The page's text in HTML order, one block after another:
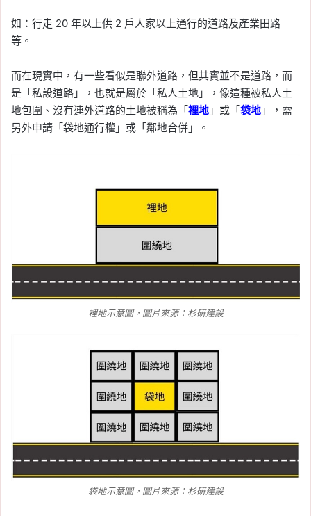
如：行走 20 年以上供 2 戶人家以上通行的道路及產業田路
等。
而在現實中，有一些看似是聯外道路，但其實並不是道路，而
是「私設道路」，也就是屬於「私人土地」，像這種被私人土
地包圍、沒有連外道路的土地被稱為「裡地 」或「袋地 」，需
另外申請「袋地通行權」或「鄰地合併」。
裡地示意圖，圖片來源：杉研建設
袋地示意圖，圖片來源：杉研建設